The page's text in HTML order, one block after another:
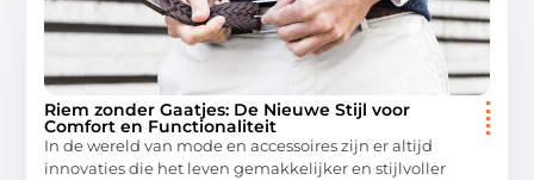
Riem zonder Gaatjes: De Nieuwe Stijl voor
Comfort en Functionaliteit
In de wereld van mode en accessoires zijn er altijd
innovaties die het leven gemakkelijker en stijlvoller